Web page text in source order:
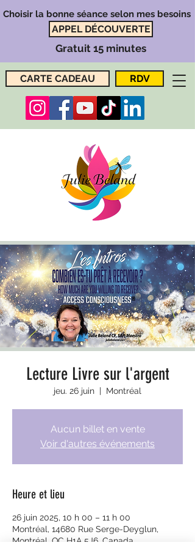
CARTE CADEAU RDV
Choisir la bonne séance selon mes besoins
APPEL DÉCOUVERTE
Gratuit 15 minutes
Lecture Livre sur l'argent
jeu. 26 juin
  |
Montréal
Aucun billet en vente
Voir d'autres événements
Heure et lieu
26 juin 2025, 10 h 00 – 11 h 00
Montréal, 14680 Rue Serge-Deyglun,
Montréal, QC H1A 5J6, Canada